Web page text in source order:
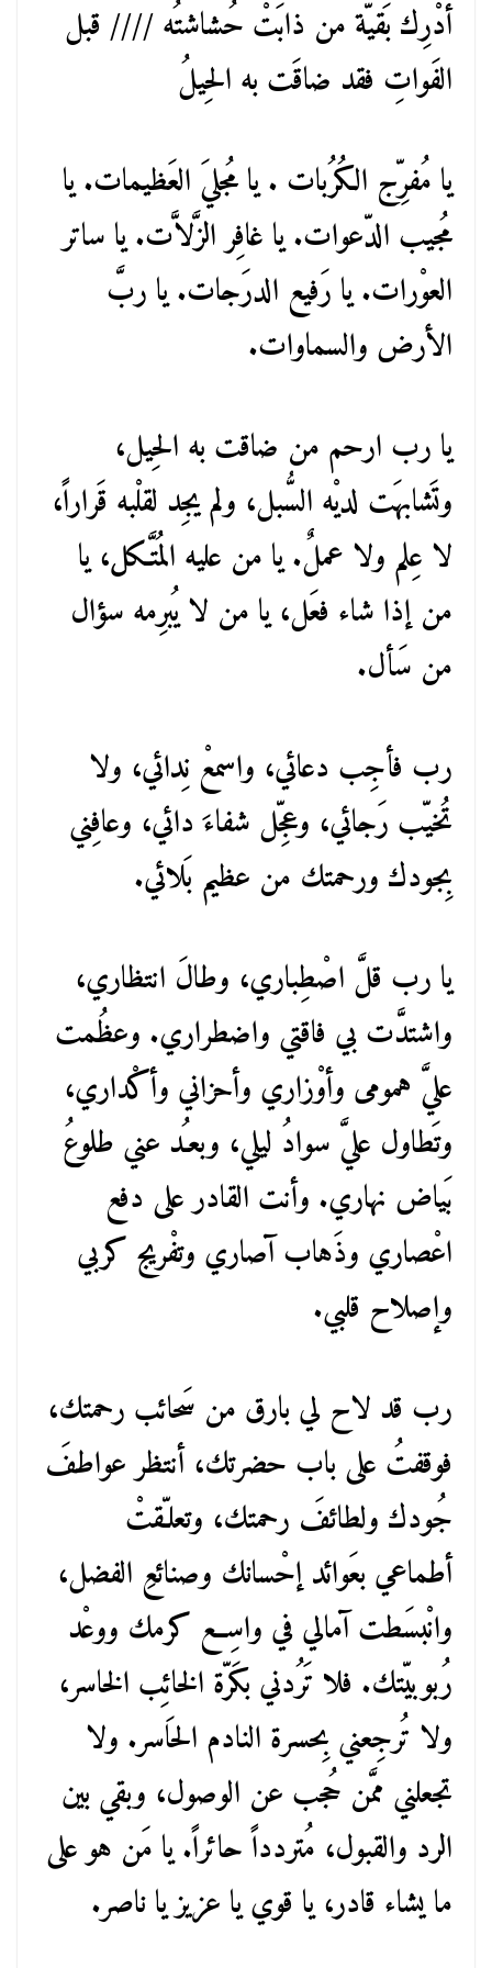
أدْرِك بَقيّة من ذابَتْ حُشاشتُه //// قبل
الفَواتِ فقد ضاقَت به الحِيلُ
يا مُفرِّج الكُرُبات . يا مُجليَ العَظيمات. يا
مُجيب الدّعوات. يا غافِر الزَّلاَّت. يا ساتر
العوْرات. يا رَفيع الدرَجات. يا ربَّ
الأرض والسماوات.
يا رب ارحم من ضاقت به الحِيل،
وتَشابهَت لديْه السُّبل، ولم يجِد لقلْبه قَراراً،
لا عِلم ولا عملٌ. يا من عليه المُتَّـكل، يا
من إذا شاء فعَل، يا من لا يُبرِمه سؤال
من سَأل.
رب فأجِب دعائي، واسمعْ نِدائي، ولا
تُخيّب رَجائي، وعجِّل شفاءَ دائي، وعافِني
بِجودك ورحمتك من عظيم بَلائي.
يا رب قلَّ اصْطِباري، وطالَ انتظاري،
واشتدَّت بي فاقتي واضطراري. وعظُمت
عليَّ همومى وأوْزاري وأحزاني وأكْداري،
وتَطاول عليَّ سوادُ ليلي، وبعـُد عني طلوعُ
بَياض نهاري. وأنت القادر على دفع
اعْصاري وذَهاب آصاري وتفْريج كربي
وإصلاح قلبي.
رب قد لاح لي بارق من سَحائب رحمتك،
فوقفتُ على باب حضرتك، أنتظر عواطفَ
جُودك ولطائفَ رحمتك، وتعلـّقتْ
أطماعي بعَوائد إحْسانك وصنائعِ الفضل،
وانْبسَطت آمالي في واسِع كرمك ووعْد
رُبوبيّتك. فلا تَرُدني بكَرّة الخائِب الخاسر،
ولا تُرجِعني بِحسرة النادم الحَاسر. ولا
تجعلني ممَّن حُجب عن الوصول، وبقي بين
الرد والقبول، مُتردداً حائراً. يا مَن هو على
ما يشاء قادر، يا قوي يا عزيز يا ناصر.